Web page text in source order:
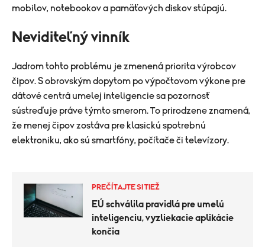
mobilov, notebookov a pamäťových diskov stúpajú.
Neviditeľný vinník
Jadrom tohto problému je zmenená priorita výrobcov
čipov. S obrovským dopytom po výpočtovom výkone pre
dátové centrá umelej inteligencie sa pozornosť
sústreďuje práve týmto smerom. To prirodzene znamená,
že menej čipov zostáva pre klasickú spotrebnú
elektroniku, ako sú smartfóny, počítače či televízory.
PREČÍTAJTE SI TIEŽ
EÚ schválila pravidlá pre umelú
inteligenciu, vyzliekacie aplikácie
končia